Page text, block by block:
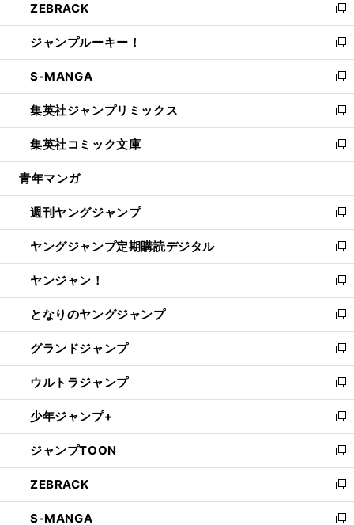
く
で
開
く
ド
ウ
で
開
く
ィ
ン
ド
ウ
で
開
く
い
ウ
ィ
ン
ド
ウ
で
開
く
ZEBRACK
新
し
い
ウ
ィ
ン
ド
ウ
で
開
ジャンプルーキー！
新
し
い
ウ
ィ
ン
ド
ウ
開
く
S-MANGA
新
し
い
ウ
ィ
ン
ウ
で
開
く
集英社ジャンプリミックス
新
し
い
ウ
ン
ド
ウ
で
開
く
集英社コミック文庫
新
し
ウ
ィ
ン
ド
ウ
で
開
く
青年マンガ
週刊ヤングジャンプ
新
し
い
ウ
ィ
ン
ド
ウ
で
開
く
ヤングジャンプ定期購読デジタル
新
し
い
ウ
ィ
ン
ド
ウ
で
開
く
ヤンジャン！
新
し
い
ウ
ィ
ン
ド
ウ
で
開
く
となりのヤングジャンプ
新
し
い
ウ
ィ
ン
ド
ウ
で
開
く
グランドジャンプ
新
し
い
ウ
ィ
ン
ド
ウ
で
開
く
ウルトラジャンプ
新
し
い
ウ
ィ
ン
ド
ウ
で
少年ジャンプ+
新
し
い
ウ
ィ
ン
ド
ジャンプTOON
新
し
い
ウ
ィ
ZEBRACK
新
し
い
S-MANGA
新